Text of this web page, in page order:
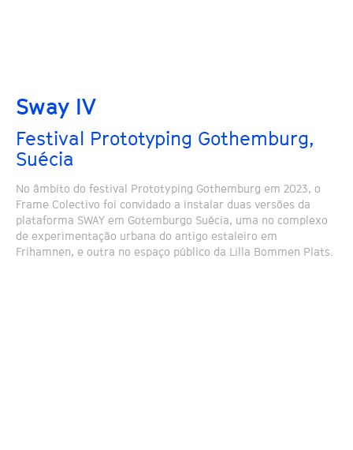
Sway IV
Festival Prototyping Gothemburg,
Suécia
No âmbito do festival Prototyping Gothemburg em 2023, o
Frame Colectivo foi convidado a instalar duas versões da
plataforma SWAY em Gotemburgo Suécia, uma no complexo
de experimentação urbana do antigo estaleiro em
Frihamnen, e outra no espaço público da Lilla Bommen Plats.